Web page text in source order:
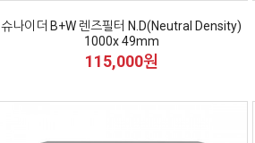
슈나이더 B+W 렌즈필터 N.D(Neutral Density)
1000x 49mm
115,000원